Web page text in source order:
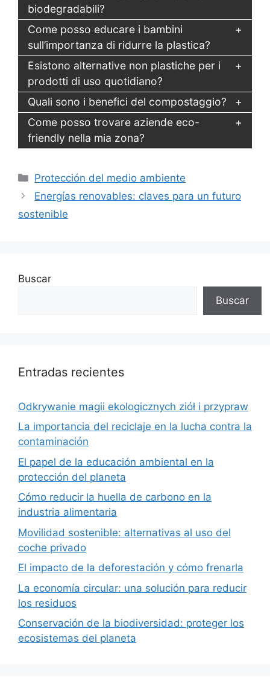
biodegradabili?
Come posso educare i bambini
sull’importanza di ridurre la plastica?
Esistono alternative non plastiche per i
prodotti di uso quotidiano?
Quali sono i benefici del compostaggio?
Come posso trovare aziende eco-
friendly nella mia zona?
Categorías
Protección del medio ambiente
Energías renovables: claves para un futuro
sostenible
Buscar
Buscar
Entradas recientes
Odkrywanie magii ekologicznych ziół i przypraw
La importancia del reciclaje en la lucha contra la
contaminación
El papel de la educación ambiental en la
protección del planeta
Cómo reducir la huella de carbono en la
industria alimentaria
Movilidad sostenible: alternativas al uso del
coche privado
El impacto de la deforestación y cómo frenarla
La economía circular: una solución para reducir
los residuos
Conservación de la biodiversidad: proteger los
ecosistemas del planeta